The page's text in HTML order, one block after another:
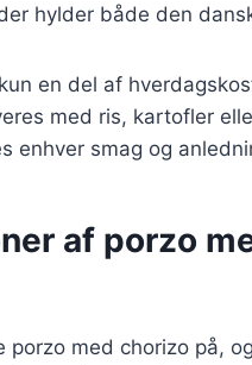
hylder både den
en del af
med ris, kartofler
enhver smag og
af porzo
med chorizo på,